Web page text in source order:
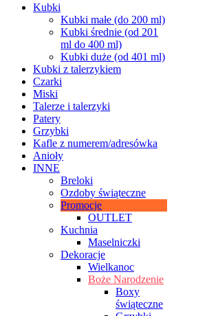
Kubki
Kubki małe (do 200 ml)
Kubki średnie (od 201
ml do 400 ml)
Kubki duże (od 401 ml)
Kubki z talerzykiem
Czarki
Miski
Talerze i talerzyki
Patery
Grzybki
Kafle z numerem/adresówka
Anioły
INNE
Breloki
Ozdoby świąteczne
Promocje
OUTLET
Kuchnia
Maselniczki
Dekoracje
Wielkanoc
Boże Narodzenie
Boxy
świąteczne